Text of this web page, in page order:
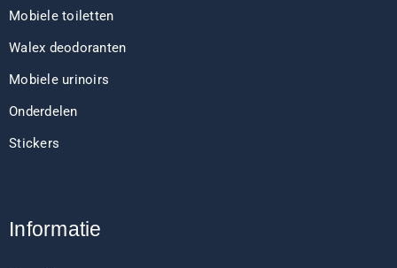
Mobiele toiletten
Walex deodoranten
Mobiele urinoirs
Onderdelen
Stickers
Informatie